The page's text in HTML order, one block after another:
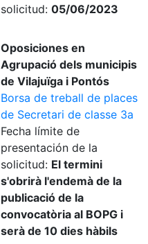
solicitud: 05/06/2023
Oposiciones en
Agrupació dels municipis
de Vilajuïga i Pontós
Borsa de treball de places
de Secretari de classe 3a
Fecha límite de
presentación de la
solicitud: El termini
s'obrirà l'endemà de la
publicació de la
convocatòria al BOPG i
serà de 10 dies hàbils